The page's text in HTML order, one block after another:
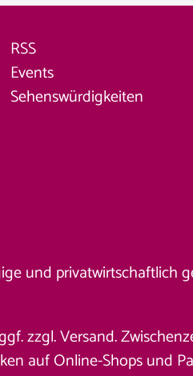
RSS
Events
Sehenswürdigkeiten
und
zzgl. Versand.
auf Online-Shops und